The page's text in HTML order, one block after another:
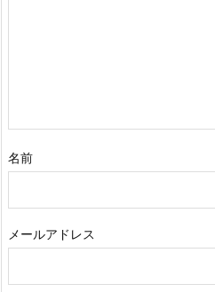
名前
メールアドレス